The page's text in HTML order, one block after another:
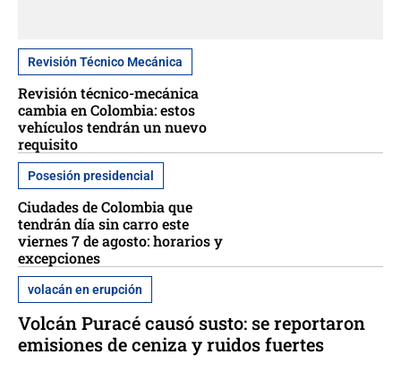
Revisión Técnico Mecánica
Revisión técnico-mecánica
cambia en Colombia: estos
vehículos tendrán un nuevo
requisito
Posesión presidencial
Ciudades de Colombia que
tendrán día sin carro este
viernes 7 de agosto: horarios y
excepciones
volacán en erupción
Volcán Puracé causó susto: se reportaron
emisiones de ceniza y ruidos fuertes